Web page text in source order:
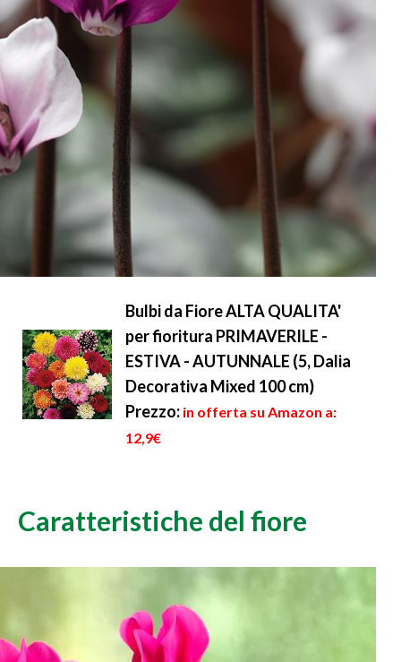
Bulbi da Fiore ALTA QUALITA'
per fioritura PRIMAVERILE -
ESTIVA - AUTUNNALE (5, Dalia
Decorativa Mixed 100 cm)
Prezzo: in offerta su Amazon a:
12,9€
Caratteristiche del fiore